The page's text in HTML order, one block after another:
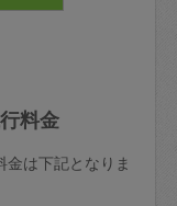
料金
は下記となりま